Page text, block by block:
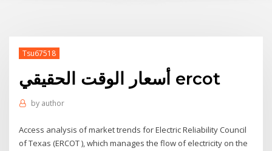
Tsu67518
أسعار الوقت الحقيقي ercot
by author
Access analysis of market trends for Electric Reliability Council
of Texas (ERCOT ), which manages the flow of electricity on the